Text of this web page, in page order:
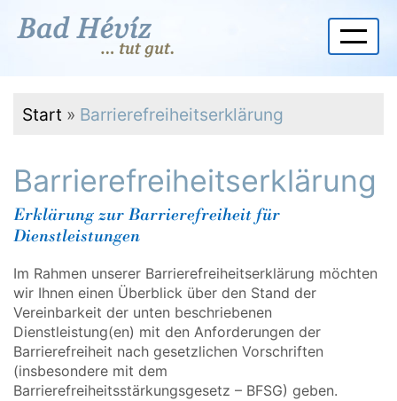
Start » Barrierefreiheitserklärung
Barrierefreiheitserklärung
Erklärung zur Barrierefreiheit für
Dienstleistungen
Im Rahmen unserer Barrierefreiheitserklärung möchten
wir Ihnen einen Überblick über den Stand der
Vereinbarkeit der unten beschriebenen
Dienstleistung(en) mit den Anforderungen der
Barrierefreiheit nach gesetzlichen Vorschriften
(insbesondere mit dem
Barrierefreiheitsstärkungsgesetz – BFSG) geben.